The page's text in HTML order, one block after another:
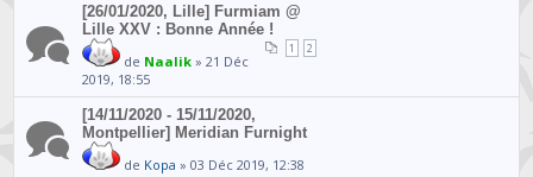
[26/01/2020, Lille] Furmiam @
Lille XXV : Bonne Année !
1 2
de Naalik » 21 Déc
2019, 18:55
[14/11/2020 - 15/11/2020,
Montpellier] Meridian Furnight
de Kopa » 03 Déc 2019, 12:38